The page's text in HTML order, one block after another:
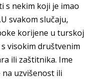
s nekim koji je imao
svakom slučaju,
korijene u turskoj
visokim društvenim
ili zaštitnika. Ime
uzvišenost ili